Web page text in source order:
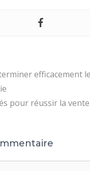
efficacement
pour réussir la